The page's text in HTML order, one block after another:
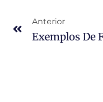
Anterior